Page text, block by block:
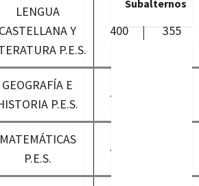
LENGUA
CASTELLANA Y
P.E.S.
400 355
GEOGRAFÍA E
P.E.S.
455
MATEMÁTICAS
P.E.S.
400
Subalternos